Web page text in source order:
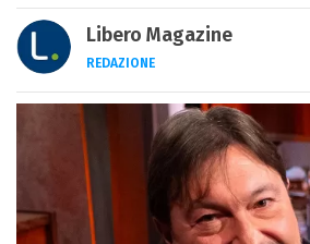
Libero Magazine
REDAZIONE
E-MAIL
INSTAGRAM FACEBOOK
Libero Magazine è il
Libero.it dedicato al
televisione, dello